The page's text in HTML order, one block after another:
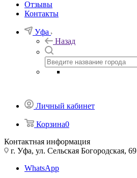
Отзывы
Контакты
Уфа
Назад
Личный кабинет
Корзина0
Контактная информация
г. Уфа, ул. Сельская Богородская, 69
WhatsApp